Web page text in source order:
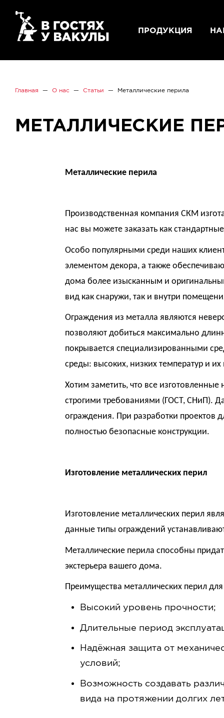
ПРОДУКЦИЯ
Главная О нас Статьи Металлические перила
МЕТАЛЛИЧЕСКИЕ
Металлические перила
Производственная компания СКМ
нас вы можете заказать как
Особо популярными среди наших
элементом декора, а также
дома более изысканным и
вид как снаружи, так и внутри
Ограждения из металла являются
позволяют добиться максимально
покрывается специализированными
среды: высоких, низких температур и
Хотим заметить, что все
строгими требованиями (ГОСТ, СНиП).
ограждения. При разработки проектов
полностью безопасные конструкции.
Изготовление металлических перил
Изготовление металлических перил
данные типы ограждений
Металлические перила способны
экстерьера вашего дома.
Преимущества металлических перил
Высокий уровень прочности;
Длительные период
Надёжная защита от
условий;
Возможность создавать
вида на протяжении долгих